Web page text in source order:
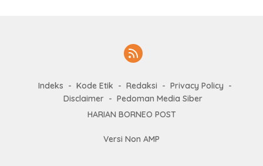
Indeks Kode Etik Redaksi
Privacy Policy
Disclaimer
Pedoman Media Siber
HARIAN BORNEO POST
Versi Non AMP